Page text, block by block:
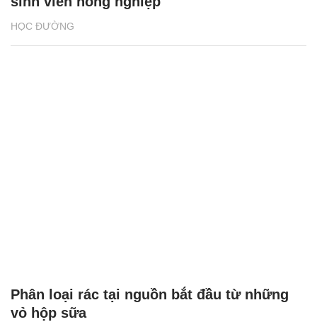
HỌC ĐƯỜNG
Phân loại rác tại nguồn bắt đầu từ những
vỏ hộp sữa